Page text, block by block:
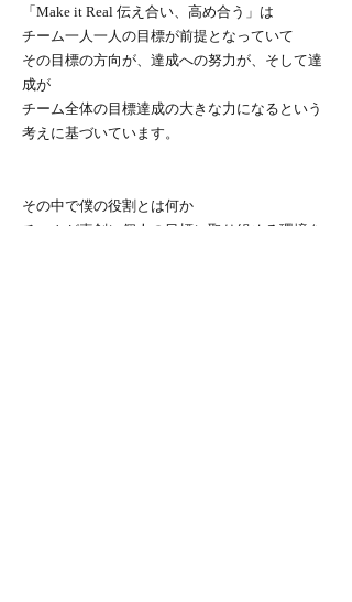
「Make it Real 伝え合い、高め合う」は
チーム一人一人の目標が前提となっていて
その目標の方向が、達成への努力が、そして達
成が
チーム全体の目標達成の大きな力になるという
考えに基づいています。
その中で僕の役割とは何か
チームが真剣に個人の目標に取り組める環境を